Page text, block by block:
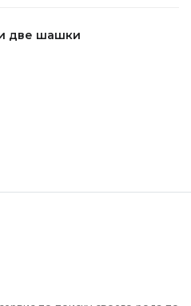
две шашки